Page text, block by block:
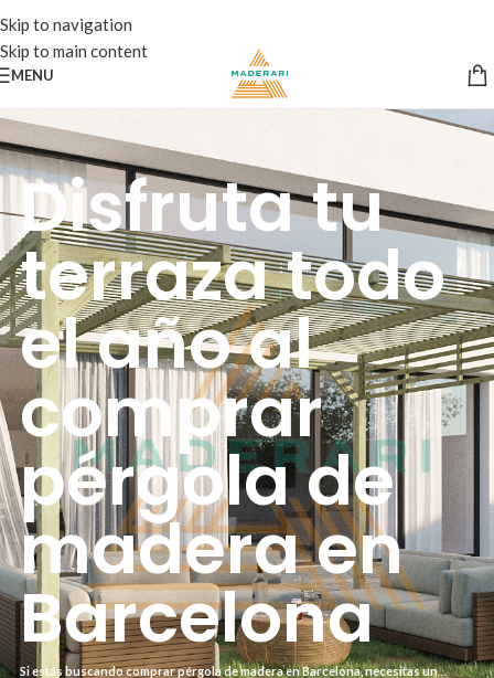
Skip to navigation
Skip to main content
MENU
Disfruta tu
terraza todo
el año al
comprar
pérgola de
madera en
Barcelona
Si estás buscando comprar pérgola de madera en Barcelona, necesitas un